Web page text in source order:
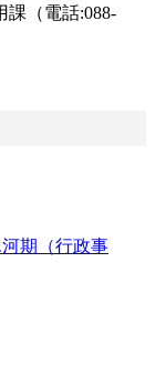
課（電話:088-
期（行政事